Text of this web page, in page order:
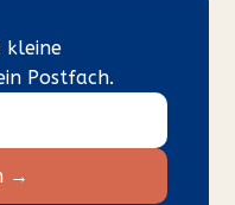
kleine
Postfach.
→